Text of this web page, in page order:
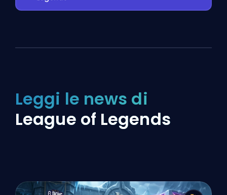
Leggi le news di
League of Legends